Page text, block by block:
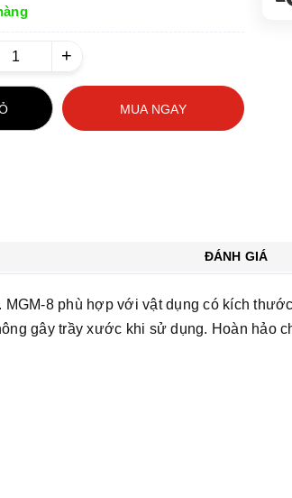
+
MUA NGAY
ĐÁNH GIÁ
8 phù hợp với vật dụng có kích
gây trầy xước khi sử dụng. Hoàn hảo